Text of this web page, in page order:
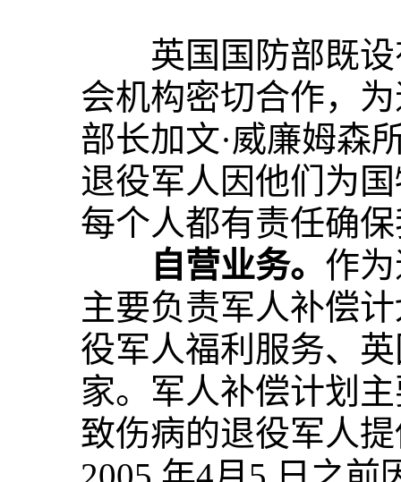
英国国防部既设
会机构密切合作，
部长加文·威廉姆森
退役军人因他们为
每个人都有责任确
自营业务。 作
主要负责军人补偿
役军人福利服务、
家。军人补偿计划
致伤病的退役军人